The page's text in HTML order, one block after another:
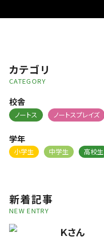
カテゴリ
CATEGORY
校舎
ノートス ノートスプレイズ
学年
小学生 中学生 高校生
新着記事
NEW ENTRY
Ｋさん